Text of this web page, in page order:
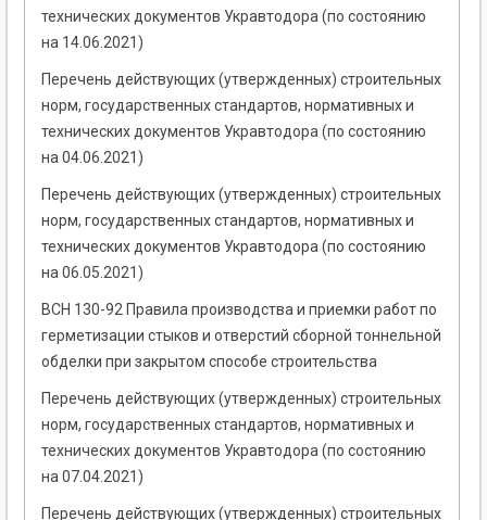
технических документов Укравтодора (по состоянию
на 14.06.2021)
Перечень действующих (утвержденных) строительных
норм, государственных стандартов, нормативных и
технических документов Укравтодора (по состоянию
на 04.06.2021)
Перечень действующих (утвержденных) строительных
норм, государственных стандартов, нормативных и
технических документов Укравтодора (по состоянию
на 06.05.2021)
ВСН 130-92 Правила производства и приемки работ по
герметизации стыков и отверстий сборной тоннельной
обделки при закрытом способе строительства
Перечень действующих (утвержденных) строительных
норм, государственных стандартов, нормативных и
технических документов Укравтодора (по состоянию
на 07.04.2021)
Перечень действующих (утвержденных) строительных